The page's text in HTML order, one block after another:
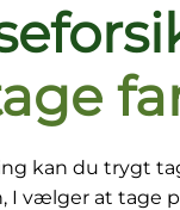
kan du trygt
I vælger at tage